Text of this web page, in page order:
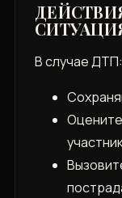
В случае ДТП: